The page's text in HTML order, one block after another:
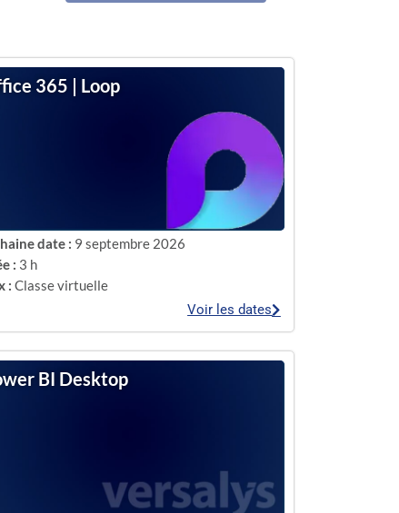
365 | Loop
date : 9 septembre 2026
: 3 h
: Classe virtuelle
Voir les dates
BI Desktop